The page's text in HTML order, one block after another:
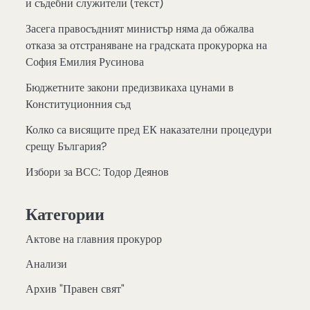
Засега правосъдният министър няма да обжалва
отказа за отстраняване на градската прокурорка на
София Емилия Русинова
Бюджетните закони предизвикаха цунами в
Конституционния съд
Колко са висящите пред ЕК наказателни процедури
срещу България?
Избори за ВСС: Тодор Деянов
Категории
Актове на главния прокурор
Анализи
Архив "Правен свят"